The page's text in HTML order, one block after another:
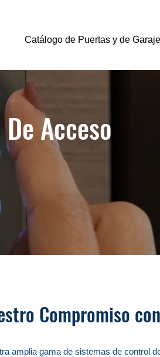
Catálogo de Puertas y de Garaje
Acceso
Compromiso
amplia gama de sistemas de control